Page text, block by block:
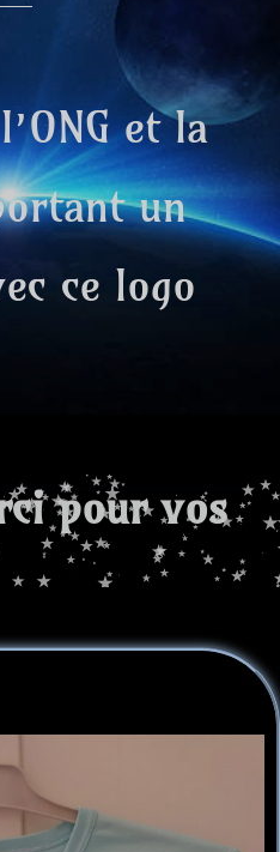
et la
un
ce logo
pour vos